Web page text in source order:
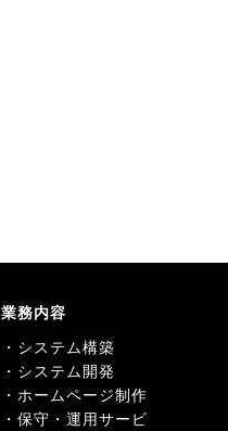
業務内容
・システム構築
・システム開発
・ホームページ制作
・保守・運用サービ